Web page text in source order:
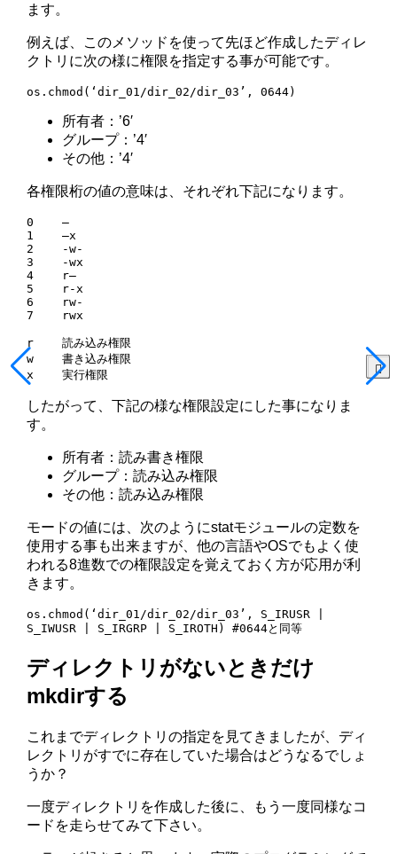
ます。
例えば、このメソッドを使って先ほど作成したディレ
クトリに次の様に権限を指定する事が可能です。
os.chmod(‘dir_01/dir_02/dir_03’, 0644)
所有者：’6′
グループ：’4′
その他：’4′
各権限桁の値の意味は、それぞれ下記になります。
0    —
1    —x
2    -w-
3    -wx
4    r—
5    r-x
6    rw-
7    rwx
r    読み込み権限
w    書き込み権限
x    実行権限
したがって、下記の様な権限設定にした事になりま
す。
所有者：読み書き権限
グループ：読み込み権限
その他：読み込み権限
モードの値には、次のようにstatモジュールの定数を
使用する事も出来ますが、他の言語やOSでもよく使
われる8進数での権限設定を覚えておく方が応用が利
きます。
os.chmod(‘dir_01/dir_02/dir_03’, S_IRUSR |
S_IWUSR | S_IRGRP | S_IROTH) #0644と同等
ディレクトリがないときだけ
mkdirする
これまでディレクトリの指定を見てきましたが、ディ
レクトリがすでに存在していた場合はどうなるでしょ
うか？
一度ディレクトリを作成した後に、もう一度同様なコ
ードを走らせてみて下さい。